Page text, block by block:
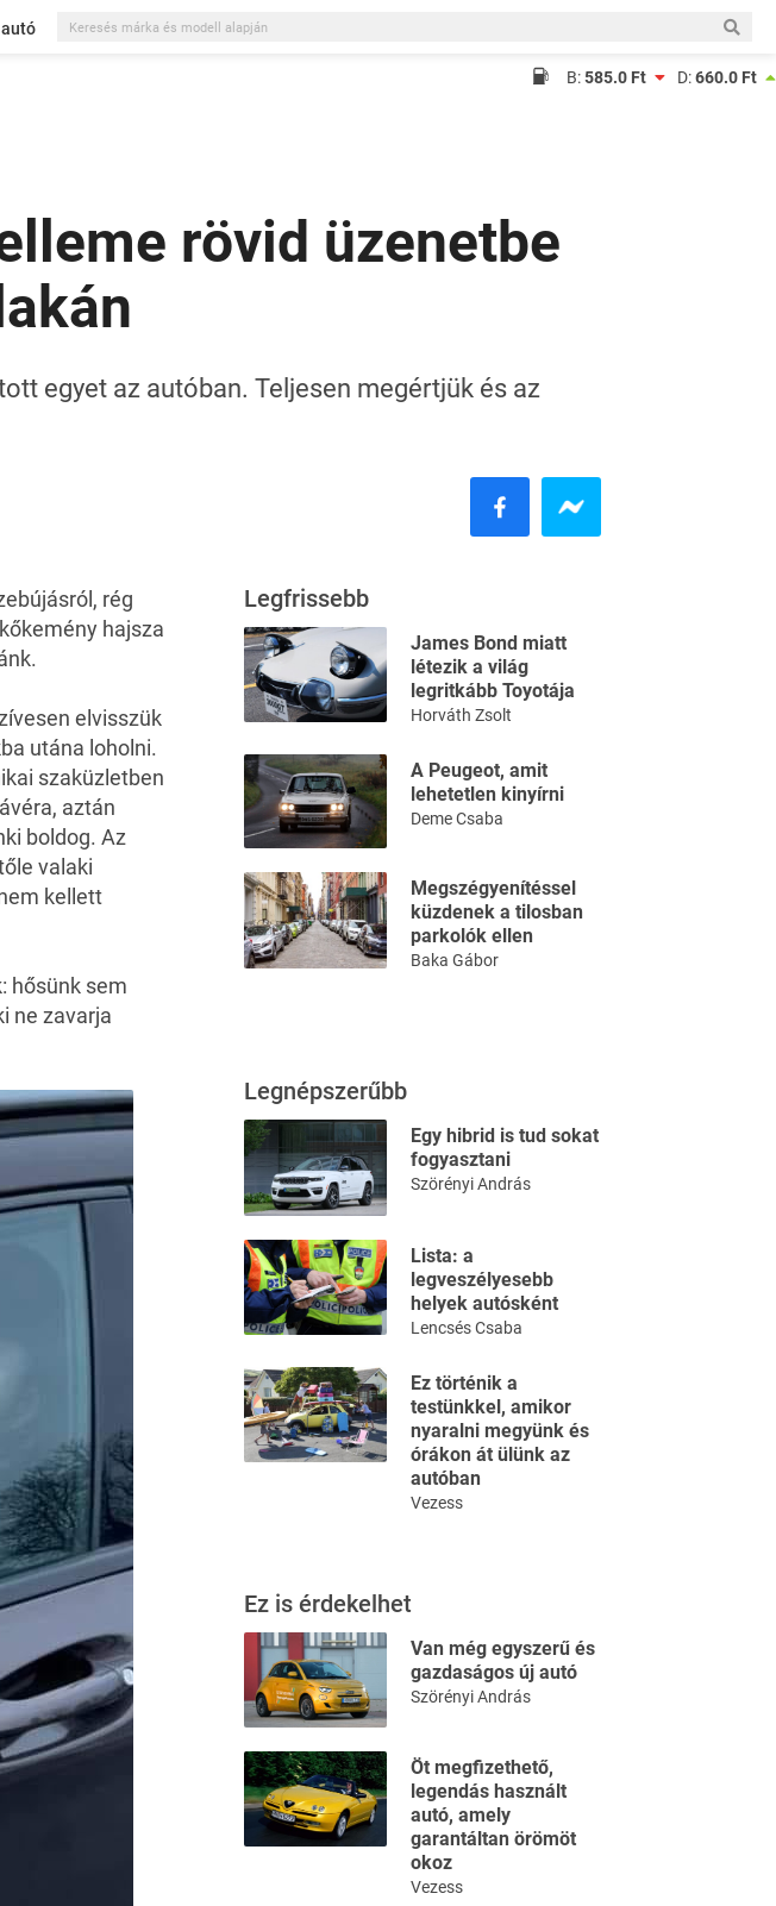
B:585.0 Ft D:660.0 Ft
rövid üzenetbe
egyet az autóban. Teljesen megértjük és az
rég
hajsza
elvisszük
utána loholni.
szaküzletben
aztán
boldog. Az
valaki
kellett
hősünk sem
ne zavarja
Legfrissebb
James Bond miatt
létezik a világ
legritkább Toyotája
Horváth Zsolt
A Peugeot, amit
lehetetlen kinyírni
Deme Csaba
Megszégyenítéssel
küzdenek a tilosban
parkolók ellen
Baka Gábor
Legnépszerűbb
Egy hibrid is tud sokat
fogyasztani
Szörényi András
Lista: a
legveszélyesebb
helyek autósként
Lencsés Csaba
Ez történik a
testünkkel, amikor
nyaralni megyünk és
órákon át ülünk az
autóban
Vezess
Ez is érdekelhet
Van még egyszerű és
gazdaságos új autó
Szörényi András
Öt megfizethető,
legendás használt
autó, amely
garantáltan örömöt
okoz
Vezess